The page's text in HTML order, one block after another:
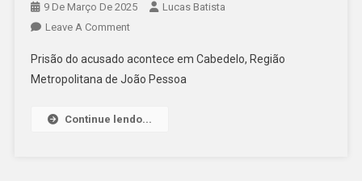
9 De Março De 2025
Lucas Batista
Leave A CommentOn
DO
REGIME
É
Prisão do acusado acontece em Cabedelo, Região
Metropolitana de João Pessoa
Continue lendo...